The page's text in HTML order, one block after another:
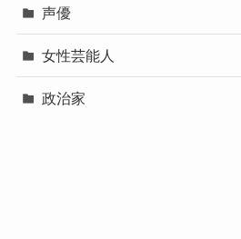
声優
女性芸能人
政治家